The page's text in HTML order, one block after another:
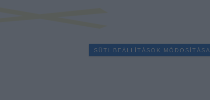
SÜTI BEÁLLÍTÁSOK MÓDOSÍTÁSA